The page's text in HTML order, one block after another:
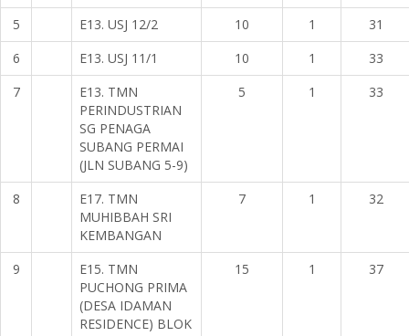
5 E13. USJ 12/2 10 1
31
6
E13. USJ 11/1 10 1
33
7
E13. TMN
PERINDUSTRIAN
SG PENAGA
SUBANG PERMAI
(JLN SUBANG 5-9)
5 1 33
8
E17. TMN
MUHIBBAH SRI
KEMBANGAN
7 1 32
9
E15. TMN
PUCHONG PRIMA
(DESA IDAMAN
RESIDENCE) BLOK
15 1 37